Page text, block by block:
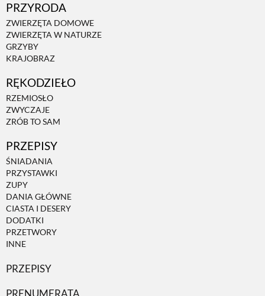
PRZYRODA
ZWIERZĘTA DOMOWE
ZWIERZĘTA W NATURZE
GRZYBY
KRAJOBRAZ
RĘKODZIEŁO
RZEMIOSŁO
ZWYCZAJE
ZRÓB TO SAM
PRZEPISY
ŚNIADANIA
PRZYSTAWKI
ZUPY
DANIA GŁÓWNE
CIASTA I DESERY
DODATKI
PRZETWORY
INNE
PRZEPISY
PRENUMERATA
ZWIERZĘTA DOMOWE